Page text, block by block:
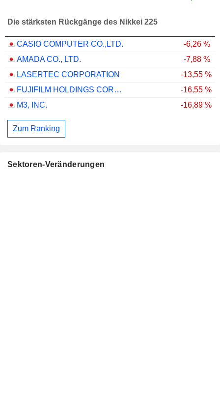
Die stärksten Rückgänge des Nikkei 225
CASIO COMPUTER CO.,LTD.
-6,26 %
AMADA CO., LTD.
-7,88 %
LASERTEC CORPORATION
-13,55 %
FUJIFILM HOLDINGS CORPORATION
-16,55 %
M3, INC.
-16,89 %
Zum Ranking
Sektoren-Veränderungen